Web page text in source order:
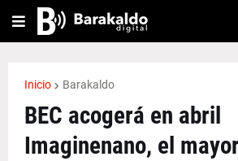
Inicio Barakaldo
BEC acogerá en abril
Imaginenano, el